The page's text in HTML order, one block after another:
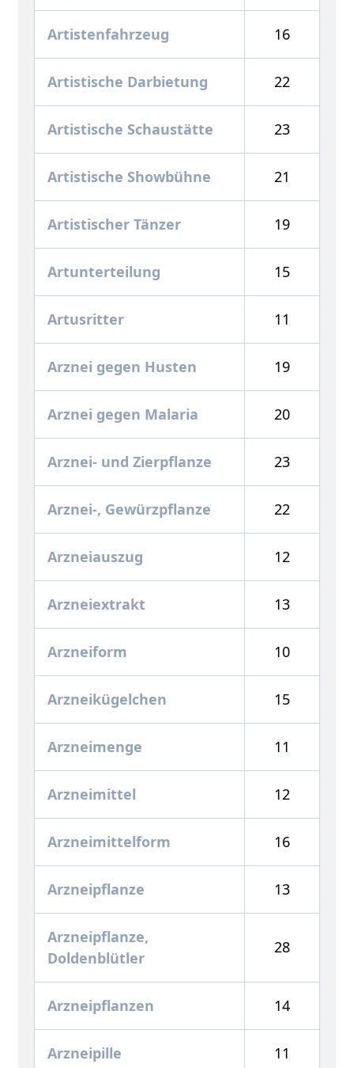
Artistenfahrzeug 16
Artistische Darbietung 22
Artistische Schaustätte 23
Artistische Showbühne 21
Artistischer Tänzer 19
Artunterteilung 15
Artusritter 11
Arznei gegen Husten 19
Arznei gegen Malaria 20
Arznei- und Zierpflanze 23
Arznei-, Gewürzpflanze 22
Arzneiauszug 12
Arzneiextrakt 13
Arzneiform 10
Arzneikügelchen 15
Arzneimenge 11
Arzneimittel 12
Arzneimittelform 16
Arzneipflanze 13
Arzneipflanze,
Doldenblütler
28
Arzneipflanzen 14
Arzneipille 11